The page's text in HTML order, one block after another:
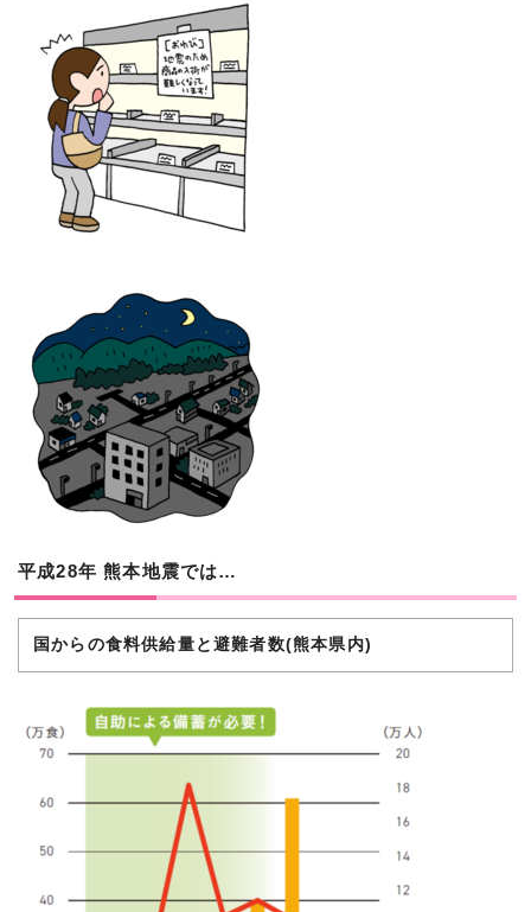
平成28年 熊本地震では…
国からの食料供給量と避難者数(熊本県内)